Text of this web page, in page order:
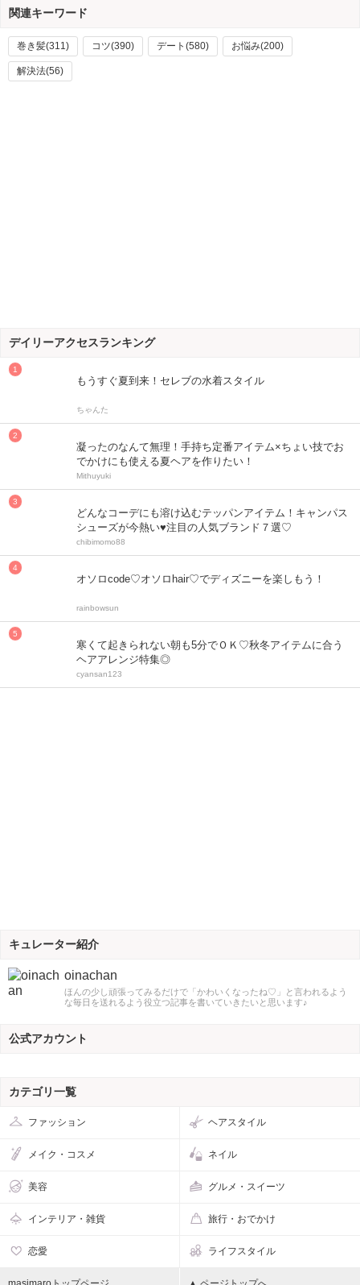
関連キーワード
巻き髪(311) コツ(390) デート(580) お悩み(200)
解決法(56)
デイリーアクセスランキング
もうすぐ夏到来！セレブの水着スタイル
ちゃんた
凝ったのなんて無理！手持ち定番アイテム×ちょい技でお
でかけにも使える夏ヘアを作りたい！
Mithuyuki
どんなコーデにも溶け込むテッパンアイテム！キャンパス
シューズが今熱い♥注目の人気ブランド７選♡
chibimomo88
オソロcode♡オソロhair♡でディズニーを楽しもう！
rainbowsun
寒くて起きられない朝も5分でＯＫ♡秋冬アイテムに合う
ヘアアレンジ特集◎
cyansan123
キュレーター紹介
oinachan
ほんの少し頑張ってみるだけで「かわいくなったね♡」と言われるよう
な毎日を送れるよう役立つ記事を書いていきたいと思います♪
公式アカウント
カテゴリ一覧
ファッション ヘアスタイル
メイク・コスメ ネイル
美容 グルメ・スイーツ
インテリア・雑貨 旅行・おでかけ
恋愛 ライフスタイル